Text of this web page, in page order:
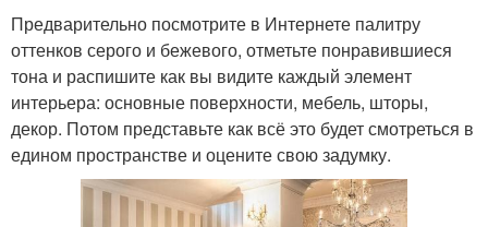
Предварительно посмотрите в Интернете палитру
оттенков серого и бежевого, отметьте понравившиеся
тона и распишите как вы видите каждый элемент
интерьера: основные поверхности, мебель, шторы,
декор. Потом представьте как всё это будет смотреться в
едином пространстве и оцените свою задумку.